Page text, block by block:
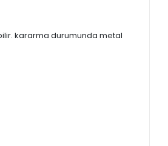
kararma durumunda metal